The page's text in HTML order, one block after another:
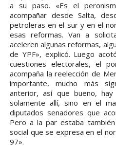
a su paso. «Es el
acompañar desde Salta,
petroleras en el sur y en el
esas reformas. Van a
aceleren algunas reformas,
de YPF», explicó. Luego
cuestiones electorales, el
acompaña la reelección de
importante, mucho más
anterior, así que bueno,
solamente allí, sino en el
diputados senadores que
Pero a la par estaba
social que se expresa en el
97».